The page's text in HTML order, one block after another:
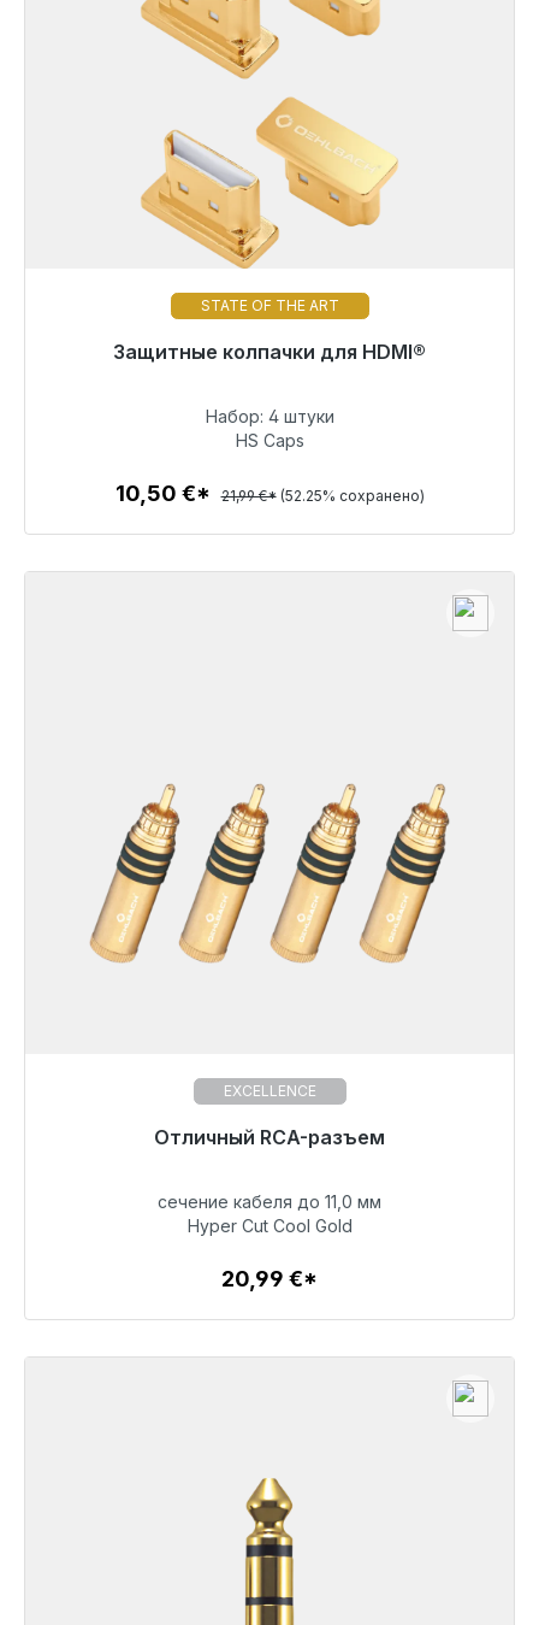
STATE OF THE ART
Защитные колпачки для HDMI®
Готовы к немедленной отправке, срок поставки
10,50 €
Детали
Набор: 4 штуки
HS Caps
10,50 €* 21,99 €* (52.25% сохранено)
EXCELLENCE
Отличный RCA-разъем
20,99 €
Детали
сечение кабеля до 11,0 мм
Hyper Cut Cool Gold
20,99 €*